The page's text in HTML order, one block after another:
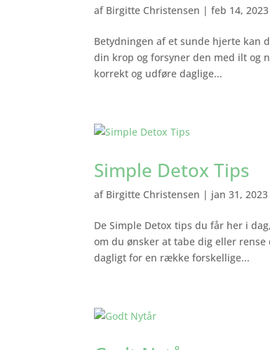
af Birgitte Christensen |feb 14, 2023
Betydningen af et sunde hjerte kan
din krop og forsyner den med ilt
korrekt og udføre daglige...
Simple Detox Tips
af Birgitte Christensen | jan 31, 2023
De Simple Detox tips du får her i
om du ønsker at tabe dig eller
dagligt for en række forskellige...